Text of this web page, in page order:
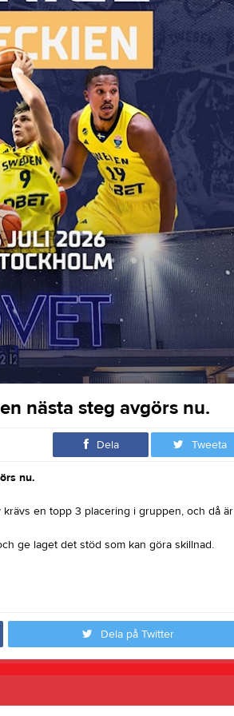
nästa steg avgörs nu.
Dela Tweeta
nu.
en topp 3 placering i gruppen, och då är
ge laget det stöd som kan göra skillnad.
Dela på Twitter